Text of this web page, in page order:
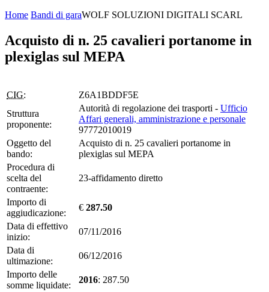
Home Bandi di garaWOLF SOLUZIONI DIGITALI SCARL
Acquisto di n. 25 cavalieri portanome in
plexiglas sul MEPA
CIG:
Z6A1BDDF5E
Struttura
proponente:
Autorità di regolazione dei trasporti - Ufficio
Affari generali, amministrazione e personale
97772010019
Oggetto del
bando:
Acquisto di n. 25 cavalieri portanome in
plexiglas sul MEPA
Procedura di
scelta del
contraente:
23-affidamento diretto
Importo di
aggiudicazione:
€ 287.50
Data di effettivo
inizio:
07/11/2016
Data di
ultimazione:
06/12/2016
Importo delle
somme liquidate:
2016: 287.50